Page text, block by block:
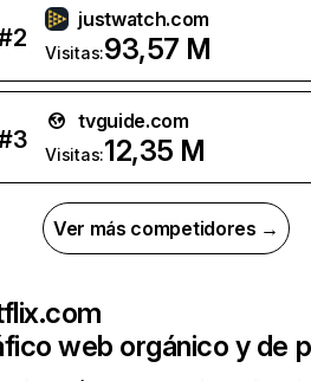
2
justwatch.com
Visitas:93,57 M
3
tvguide.com
Visitas:12,35 M
Ver más competidores →
web orgánico y de